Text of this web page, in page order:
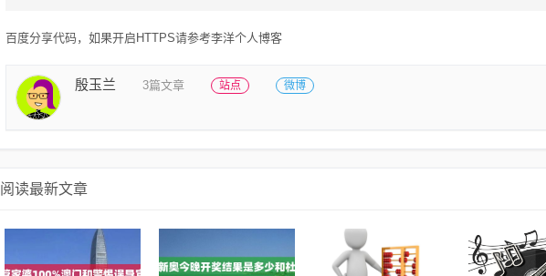
百度分享代码，如果开启HTTPS请参考李洋个人博客
殷玉兰 3篇文章 站点 微博
阅读最新文章